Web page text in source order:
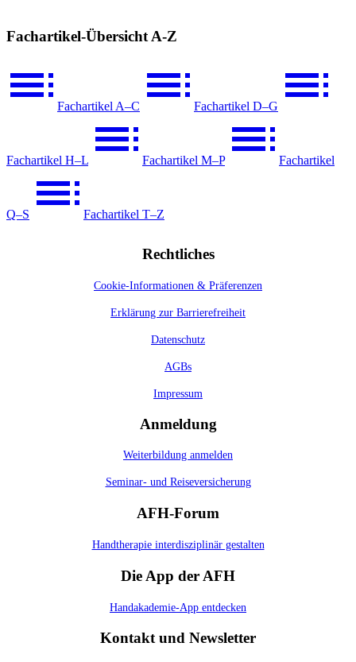
Fachartikel-Übersicht A-Z
Fachartikel A–C Fachartikel D–G
Fachartikel H–L Fachartikel M–P Fachartikel
Q–S Fachartikel T–Z
Rechtliches
Cookie-Informationen & Präferenzen
Erklärung zur Barrierefreiheit
Datenschutz
AGBs
Impressum
Anmeldung
Weiterbildung anmelden
Seminar- und Reiseversicherung
AFH-Forum
Handtherapie interdisziplinär gestalten
Die App der AFH
Handakademie-App entdecken
Kontakt und Newsletter